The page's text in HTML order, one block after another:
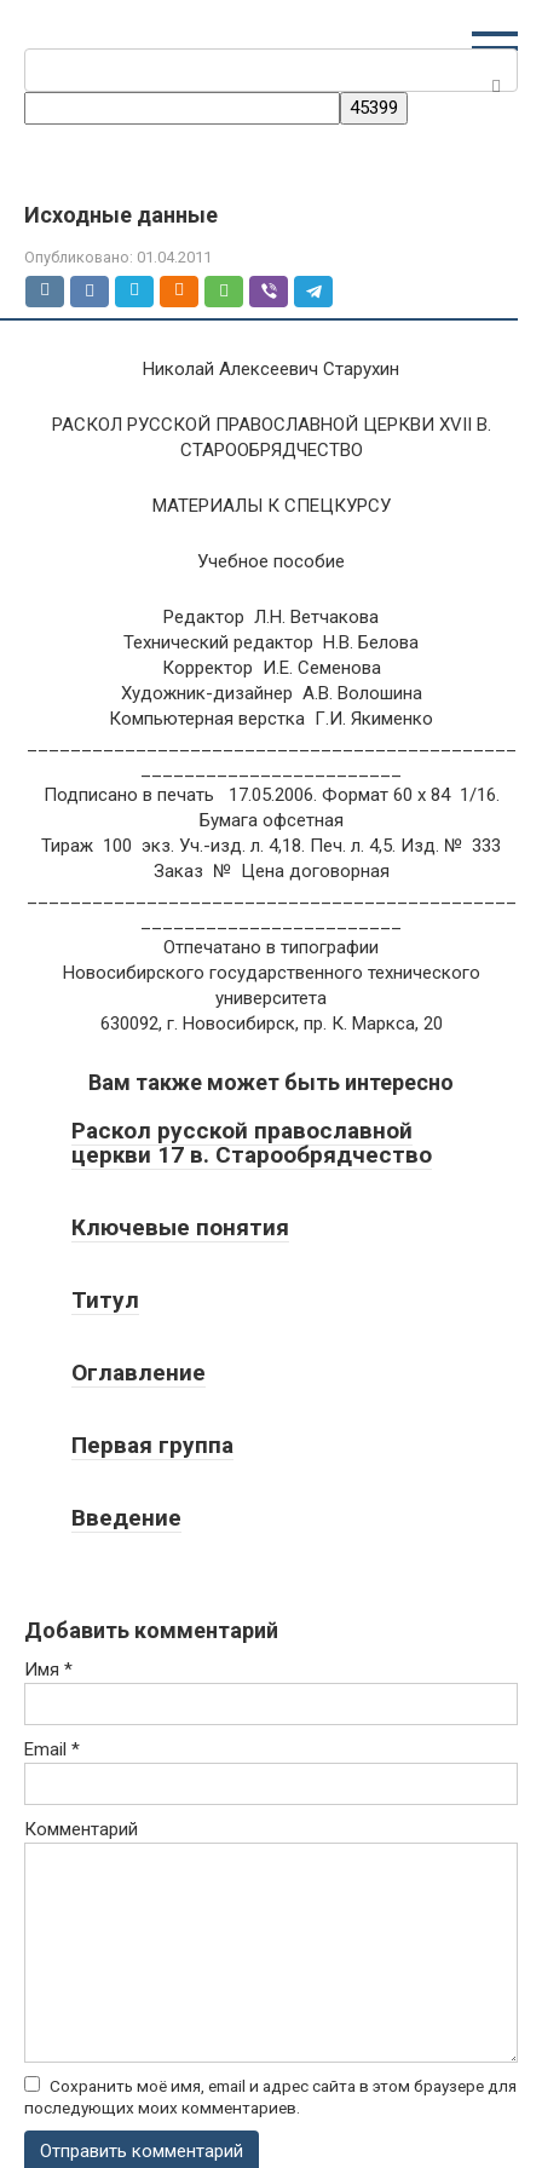
Исходные данные
Опубликовано: 01.04.2011
Николай Алексеевич Старухин
РАСКОЛ РУССКОЙ ПРАВОСЛАВНОЙ ЦЕРКВИ ХVII В.
СТАРООБРЯДЧЕСТВО
МАТЕРИАЛЫ К СПЕЦКУРСУ
Учебное пособие
Редактор Л.Н. Ветчакова
Технический редактор Н.В. Белова
Корректор И.Е. Семенова
Художник-дизайнер А.В. Волошина
Компьютерная верстка Г.И. Якименко
Подписано в печать 17.05.2006. Формат 60 х 84 1/16.
Бумага офсетная
Тираж 100 экз. Уч.-изд. л. 4,18. Печ. л. 4,5. Изд. № 333
Заказ № Цена договорная
Отпечатано в типографии
Новосибирского государственного технического
университета
630092, г. Новосибирск, пр. К. Маркса, 20
Вам также может быть интересно
Раскол русской православной
церкви 17 в. Старообрядчество
Ключевые понятия
Титул
Оглавление
Первая группа
Введение
Добавить комментарий
Имя *
Email *
Комментарий
Сохранить моё имя, email и адрес сайта в этом браузере для
последующих моих комментариев.